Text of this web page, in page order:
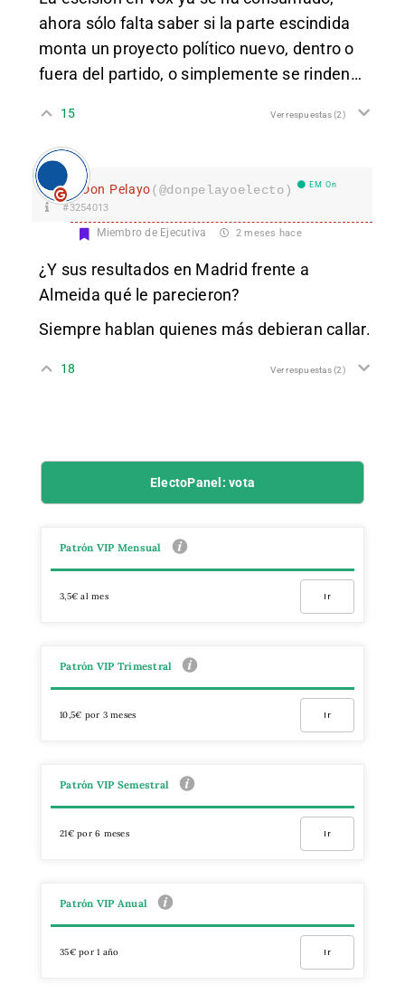
ahora sólo falta saber si la parte escindida
monta un proyecto político nuevo, dentro o
fuera del partido, o simplemente se rinden…
15 Ver respuestas(2)
Don Pelayo(@donpelayoelecto) EM On
#3254013
Miembro de Ejecutiva 2 meses hace
¿Y sus resultados en Madrid frente a
Almeida qué le parecieron?
Siempre hablan quienes más debieran callar.
18 Ver respuestas(2)
ElectoPanel: vota
Patrón VIP Mensual
3,5€ al mes Ir
Patrón VIP Trimestral
10,5€ por 3 meses Ir
Patrón VIP Semestral
21€ por 6 meses Ir
Patrón VIP Anual
35€ por 1 año Ir